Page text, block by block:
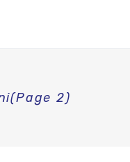
(Page 2)